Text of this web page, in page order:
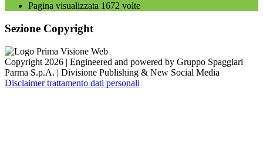
Pagina visualizzata 1672 volte
Sezione Copyright
Copyright 2026 | Engineered and powered by Gruppo Spaggiari
Parma S.p.A. | Divisione Publishing & New Social Media
Disclaimer trattamento dati personali